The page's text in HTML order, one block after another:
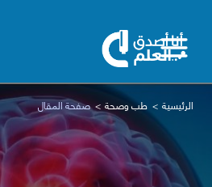
الرئيسية طب وصحة صفحة المقال